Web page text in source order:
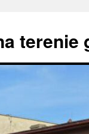
terenie